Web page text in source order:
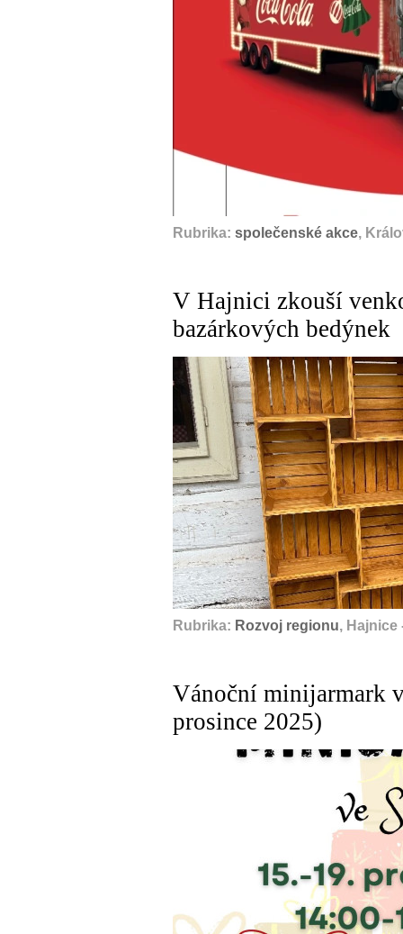
Rubrika: společenské akce,
V Hajnici zkouší
bazárkových bedýnek
Rubrika: Rozvoj regionu, Hajnice
Vánoční minijarmark
prosince 2025)